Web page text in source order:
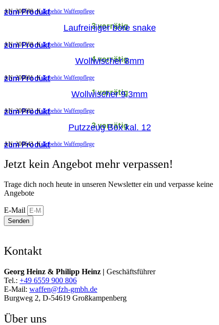
zum Produkt
AN:200599 K Zubehör Waffenpflege
3 vorrätig
Laufreiniger bore snake
zum Produkt
AN:201359 K Zubehör Waffenpflege
4 vorrätig
Wollwischer 8mm
zum Produkt
AN:200601 K Zubehör Waffenpflege
1 vorrätig
Wollwischer 9,3mm
zum Produkt
AN:200602 K Zubehör Waffenpflege
3 vorrätig
Putzzeug Box kal. 12
zum Produkt
AN:200643 K Zubehör Waffenpflege
Jetzt kein Angebot mehr verpassen!
Trage dich noch heute in unseren Newsletter ein und verpasse keine
Angebote
E-Mail
Senden
Kontakt
Georg Heinz & Philipp Heinz | Geschäftsführer
Tel.: +49 6559 900 806
E-Mail: waffen@fzh-gmbh.de
Burgweg 2, D-54619 Großkampenberg
Über uns